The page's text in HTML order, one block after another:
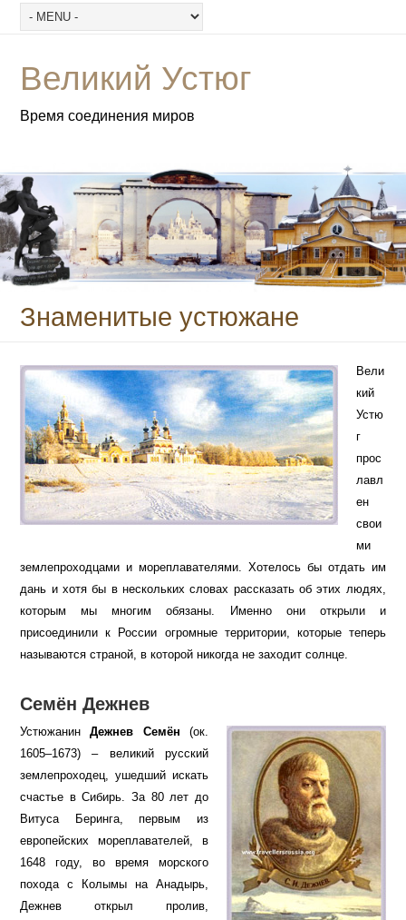
Великий Устюг
Время соединения миров
Знаменитые устюжане
Вели
кий
Устю
г
прос
лавл
ен
свои
ми
землепроходцами и мореплавателями. Хотелось бы отдать им
дань и хотя бы в нескольких словах рассказать об этих людях,
которым мы многим обязаны. Именно они открыли и
присоединили к России огромные территории, которые теперь
называются страной, в которой никогда не заходит солнце.
Семён Дежнев
УстюжанинДежнев Семён (ок.
1605–1673) – великий русский
землепроходец, ушедший искать
счастье в Сибирь. За 80 лет до
Витуса Беринга, первым из
европейских мореплавателей, в
1648 году, во время морского
похода с Колымы на Анадырь,
Дежнев открыл пролив,